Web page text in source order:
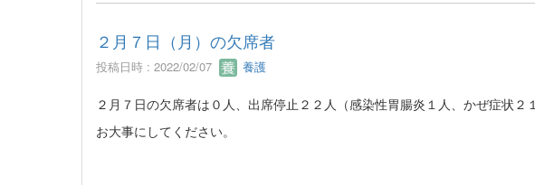
２月７日（月）の欠席者
投稿日時 : 2022/02/07 養護
２月７日の欠席者は０人、出席停止２２人（感染性胃腸炎１人、かぜ症状２
お大事にしてください。